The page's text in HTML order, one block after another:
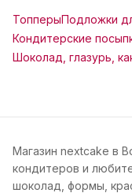
ТопперыПодложки
Кондитерские
Шоколад, глазурь,
Магазин nextcake в
кондитеров и
шоколад, формы,